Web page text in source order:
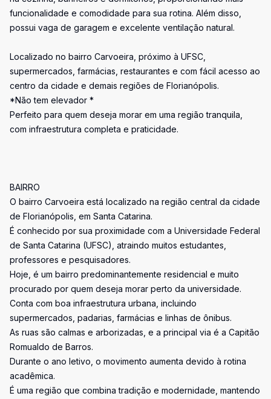
funcionalidade e comodidade para sua rotina. Além disso,
possui vaga de garagem e excelente ventilação natural.
Localizado no bairro Carvoeira, próximo à UFSC,
supermercados, farmácias, restaurantes e com fácil acesso ao
centro da cidade e demais regiões de Florianópolis.
*Não tem elevador *
Perfeito para quem deseja morar em uma região tranquila,
com infraestrutura completa e praticidade.
BAIRRO
O bairro Carvoeira está localizado na região central da cidade
de Florianópolis, em Santa Catarina.
É conhecido por sua proximidade com a Universidade Federal
de Santa Catarina (UFSC), atraindo muitos estudantes,
professores e pesquisadores.
Hoje, é um bairro predominantemente residencial e muito
procurado por quem deseja morar perto da universidade.
Conta com boa infraestrutura urbana, incluindo
supermercados, padarias, farmácias e linhas de ônibus.
As ruas são calmas e arborizadas, e a principal via é a Capitão
Romualdo de Barros.
Durante o ano letivo, o movimento aumenta devido à rotina
acadêmica.
É uma região que combina tradição e modernidade, mantendo